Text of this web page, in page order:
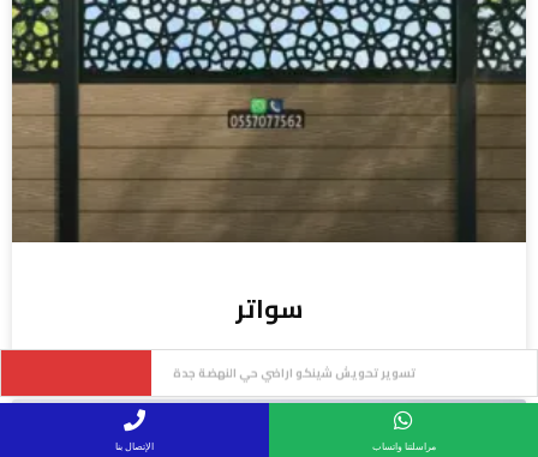
سواتر
ساتر حديد ليزر سواتر مودرن حي النهضة جدة
مراسلتنا واتساب الإتصال بنا